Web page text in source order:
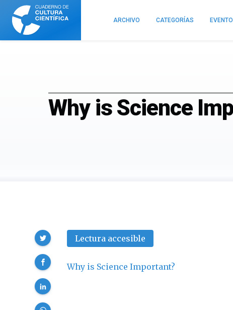
Cuaderno
Cultura
Científica
ARCHIVO CATEGORÍAS
Why is Science
Lectura accesible
Why is Science Important?
Compartir